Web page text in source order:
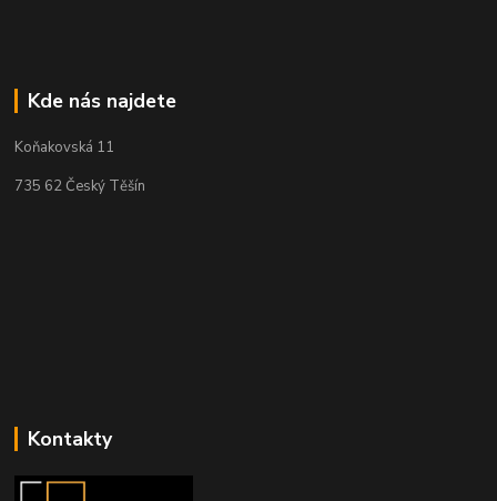
Kde nás najdete
Koňakovská 11
735 62 Český Těšín
Kontakty